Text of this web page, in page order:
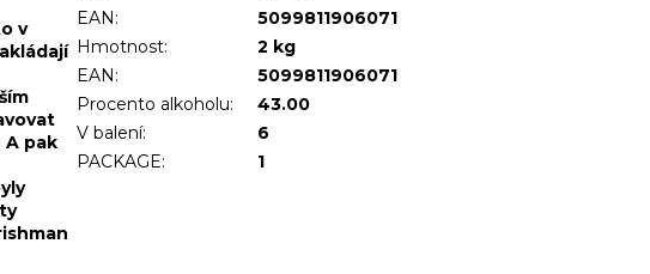
v
A pak
EAN:
5099811906071
Hmotnost:
2 kg
EAN :
5099811906071
Procento alkoholu:
43.00
V balení:
6
PACKAGE: 1